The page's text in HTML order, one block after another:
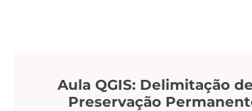
Aula QGIS: Delimitação
Preservação